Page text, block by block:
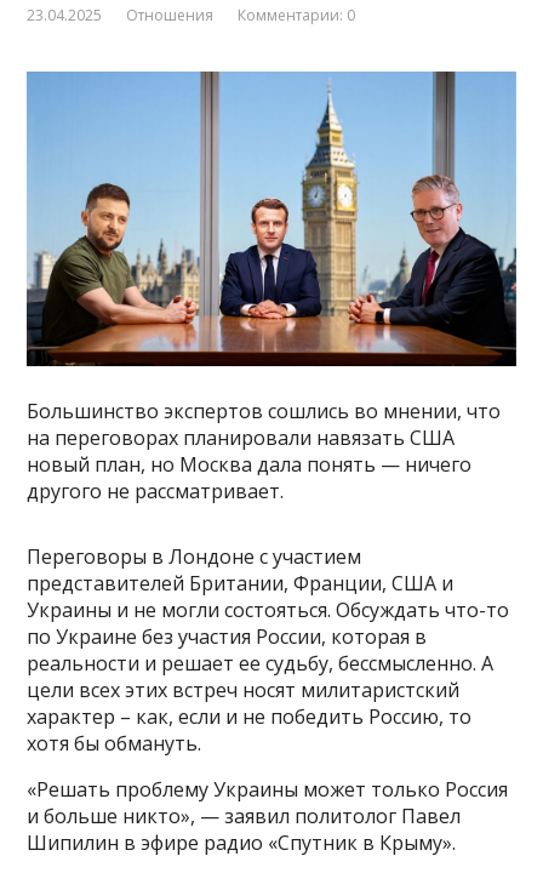
23.04.2025 Отношения Комментарии: 0
Большинство экспертов сошлись во мнении, что
на переговорах планировали навязать США
новый план, но Москва дала понять — ничего
другого не рассматривает.
Переговоры в Лондоне с участием
представителей Британии, Франции, США и
Украины и не могли состояться. Обсуждать что-то
по Украине без участия России, которая в
реальности и решает ее судьбу, бессмысленно. А
цели всех этих встреч носят милитаристский
характер – как, если и не победить Россию, то
хотя бы обмануть.
«Решать проблему Украины может только Россия
и больше никто», — заявил политолог Павел
Шипилин в эфире радио «Спутник в Крыму».